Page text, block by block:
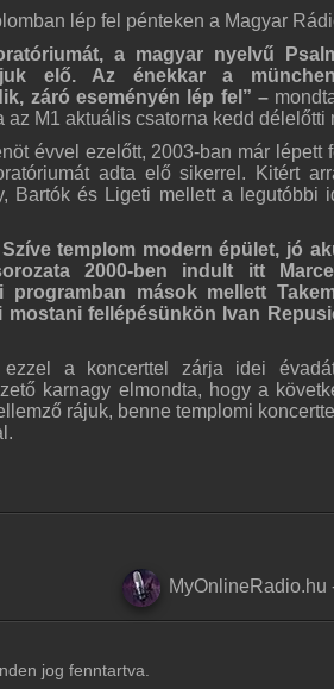
lép fel pénteken a Magyar
a magyar nyelvű
elő. Az énekkar a
záró eseményén lép fel” –
az M1 aktuális csatorna kedd délelőtti
évvel ezelőtt, 2003-ban már lépett
adta elő sikerrel. Kitért
Bartók és Ligeti mellett a legutóbbi
templom modern épület, jó
2000-ben indult itt
programban mások mellett
mostani fellépésünkön Ivan
a koncerttel zárja idei
karnagy elmondta, hogy a
rájuk, benne templomi
MyOnlineRadio.hu
jog fenntartva.